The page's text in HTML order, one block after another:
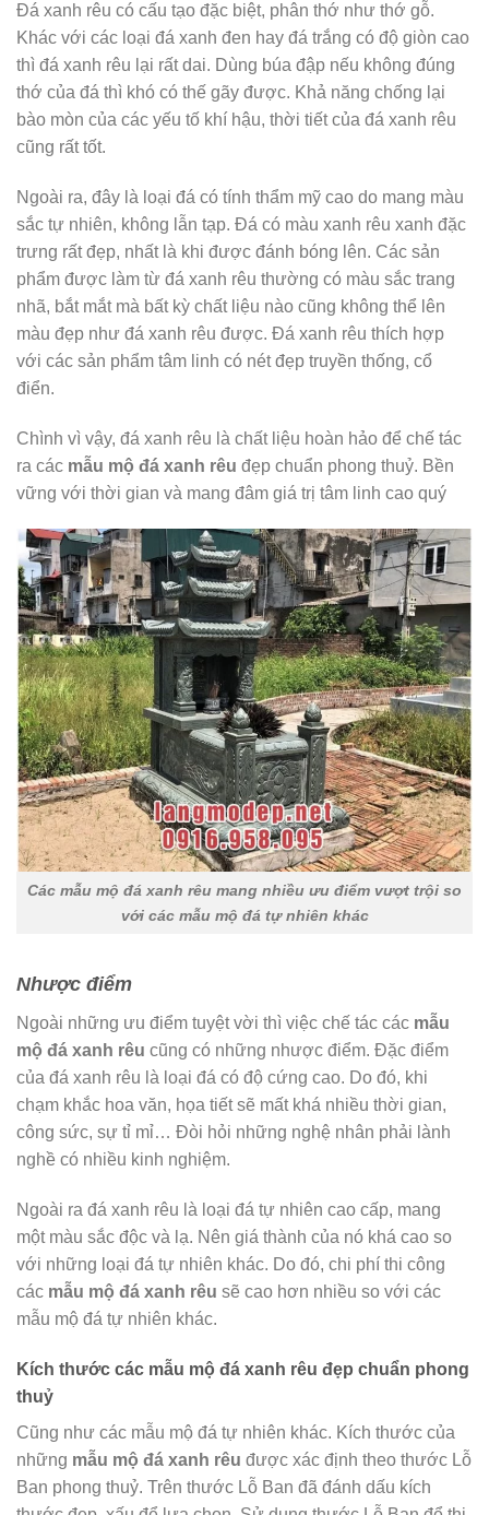
Đá xanh rêu có cấu tạo đặc biệt, phân thớ như thớ gỗ.
Khác với các loại đá xanh đen hay đá trắng có độ giòn cao
thì đá xanh rêu lại rất dai. Dùng búa đập nếu không đúng
thớ của đá thì khó có thế gãy được. Khả năng chống lại
bào mòn của các yếu tố khí hậu, thời tiết của đá xanh rêu
cũng rất tốt.
Ngoài ra, đây là loại đá có tính thẩm mỹ cao do mang màu
sắc tự nhiên, không lẫn tạp. Đá có màu xanh rêu xanh đặc
trưng rất đẹp, nhất là khi được đánh bóng lên. Các sản
phẩm được làm từ đá xanh rêu thường có màu sắc trang
nhã, bắt mắt mà bất kỳ chất liệu nào cũng không thể lên
màu đẹp như đá xanh rêu được. Đá xanh rêu thích hợp
với các sản phẩm tâm linh có nét đẹp truyền thống, cổ
điển.
Chình vì vậy, đá xanh rêu là chất liệu hoàn hảo để chế tác
ra các mẫu mộ đá xanh rêu đẹp chuẩn phong thuỷ. Bền
vững với thời gian và mang đâm giá trị tâm linh cao quý
Các mẫu mộ đá xanh rêu mang nhiều ưu điểm vượt trội so
với các mẫu mộ đá tự nhiên khác
Nhược điểm
Ngoài những ưu điểm tuyệt vời thì việc chế tác các mẫu
mộ đá xanh rêu cũng có những nhược điểm. Đặc điểm
của đá xanh rêu là loại đá có độ cứng cao. Do đó, khi
chạm khắc hoa văn, họa tiết sẽ mất khá nhiều thời gian,
công sức, sự tỉ mỉ… Đòi hỏi những nghệ nhân phải lành
nghề có nhiều kinh nghiệm.
Ngoài ra đá xanh rêu là loại đá tự nhiên cao cấp, mang
một màu sắc độc và lạ. Nên giá thành của nó khá cao so
với những loại đá tự nhiên khác. Do đó, chi phí thi công
các mẫu mộ đá xanh rêu sẽ cao hơn nhiều so với các
mẫu mộ đá tự nhiên khác.
Kích thước các mẫu mộ đá xanh rêu đẹp chuẩn phong
thuỷ
Cũng như các mẫu mộ đá tự nhiên khác. Kích thước của
những mẫu mộ đá xanh rêu được xác định theo thước Lỗ
Ban phong thuỷ. Trên thước Lỗ Ban đã đánh dấu kích